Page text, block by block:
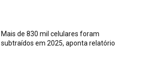
Mais de 830 mil celulares foram
subtraídos em 2025, aponta relatório